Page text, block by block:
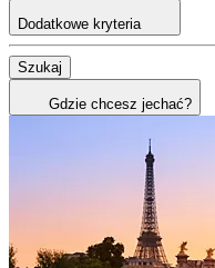
Dodatkowe kryteria
Szukaj
Gdzie chcesz jechać?